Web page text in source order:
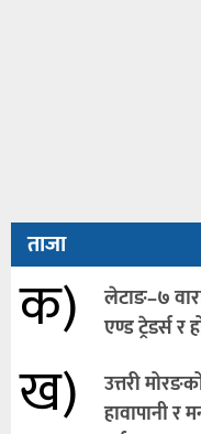
ताजा
क)
लेटाङ–७
एण्ड ट्रेडर्स
ख)
उत्तरी
हावापानी र